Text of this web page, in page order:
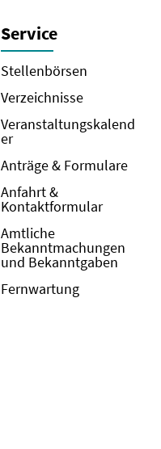
Service
Stellenbörsen
Verzeichnisse
Veranstaltungskalend
er
Anträge & Formulare
Anfahrt &
Kontaktformular
Amtliche
Bekanntmachungen
und Bekanntgaben
Fernwartung